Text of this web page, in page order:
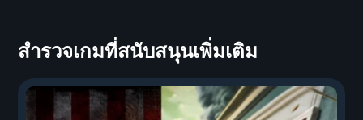
สำรวจเกมที่สนับสนุนเพิ่มเติม